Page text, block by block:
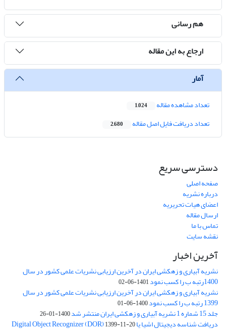
هم رسانی
ارجاع به این مقاله
آمار
تعداد مشاهده مقاله 1,024
تعداد دریافت فایل اصل مقاله 2,680
دسترسی سریع
صفحه اصلی
درباره نشریه
اعضای هیات تحریریه
ارسال مقاله
تماس با ما
نقشه سایت
آخرین اخبار
نشریه آبیاری و زهکشی ایران در آخرین ارزیابی نشریات علمی کشور در سال
1400رتبه ب را کسب نمود 1401-06-02
نشریه آبیاری و زهکشی ایران در آخرین ارزیابی نشریات علمی کشور در سال
1399 رتبه ب را کسب نمود 1400-06-01
جلد 15 شماره 1 نشریه آبیاری و زهکشی ایران منتشر شد 1400-01-26
دریافت شناسه دیجیتال اشیا یا Digital Object Recognizer (DOR)1399-11-20